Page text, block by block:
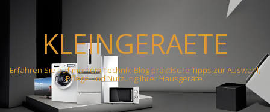
KLEINGERAETE
Erfahren Sie auf meinem Technik-Blog praktische Tipps zur Auswahl,
Pflege und Nutzung Ihrer Hausgeräte.